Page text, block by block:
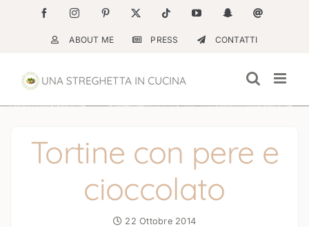
contenuto
FacebookInstagramPinterest Tiktok YouTubeSnapchatEmail
ABOUT ME PRESS CONTATTI
Tortine con pere e
cioccolato
22 Ottobre 2014